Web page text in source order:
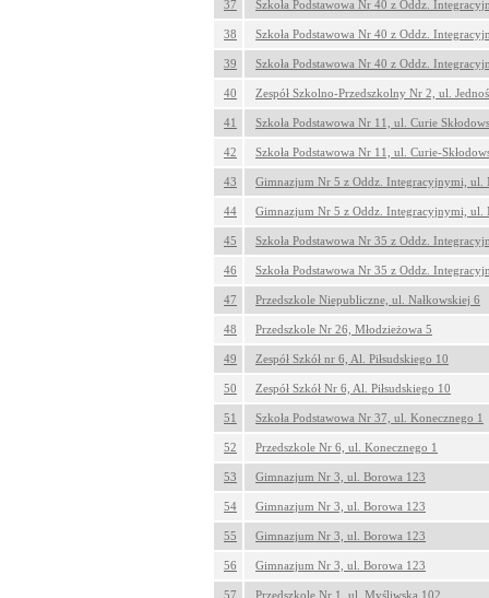
37 Szkoła Podstawowa Nr 40 z Oddz.
38 Szkoła Podstawowa Nr 40 z Oddz.
39 Szkoła Podstawowa Nr 40 z Oddz.
40 Zespół Szkolno-Przedszkolny Nr 2, ul.
41 Szkoła Podstawowa Nr 11, ul. Curie
42 Szkoła Podstawowa Nr 11, ul. Curie-
43 Gimnazjum Nr 5 z Oddz. Integracyjnymi, ul.
44 Gimnazjum Nr 5 z Oddz. Integracyjnymi, ul.
45 Szkoła Podstawowa Nr 35 z Oddz.
46 Szkoła Podstawowa Nr 35 z Oddz.
47 Przedszkole Niepubliczne, ul. Nałkowskiej 6
48 Przedszkole Nr 26, Młodzieżowa 5
49 Zespół Szkół nr 6, Al. Piłsudskiego 10
50 Zespół Szkół Nr 6, Al. Piłsudskiego 10
51 Szkoła Podstawowa Nr 37, ul. Konecznego 1
52 Przedszkole Nr 6, ul. Konecznego 1
53 Gimnazjum Nr 3, ul. Borowa 123
54 Gimnazjum Nr 3, ul. Borowa 123
55 Gimnazjum Nr 3, ul. Borowa 123
56 Gimnazjum Nr 3, ul. Borowa 123
57 Przedszkole Nr 1, ul. Myśliwska 102